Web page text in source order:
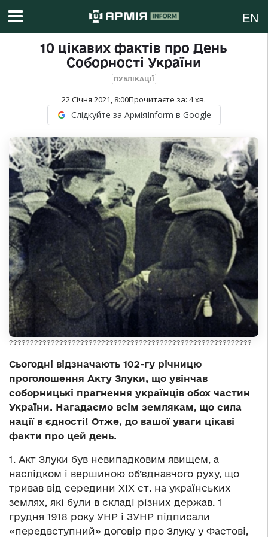
EN
10 цікавих фактів про День
Соборності України
ПУБЛІКАЦІЇ
22 Січня 2021, 8:00Прочитаєте за: 4хв.
Слідкуйте за АрміяInform в Google
??????????????????????????????????????????????????????????
Сьогодні відзначають 102-гу річницю
проголошення Акту Злуки, що увінчав
соборницькі прагнення українців обох частин
України. Нагадаємо всім землякам, що сила
нації в єдності! Отже, до вашої уваги цікаві
факти про цей день.
1. Акт Злуки був невипадковим явищем, а
наслідком і вершиною об’єднавчого руху, що
тривав від середини ХІХ ст. на українських
землях, які були в складі різних держав. 1
грудня 1918 року УНР і ЗУНР підписали
«передвступний» договір про Злуку у Фастові,